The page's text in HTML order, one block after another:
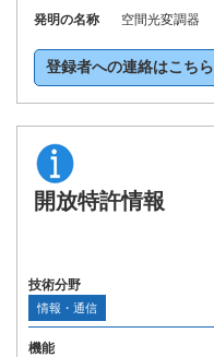
発明の名称
空間光変調器
登録者への連絡はこちら
開放特許情報
技術分野
情報・通信
機能